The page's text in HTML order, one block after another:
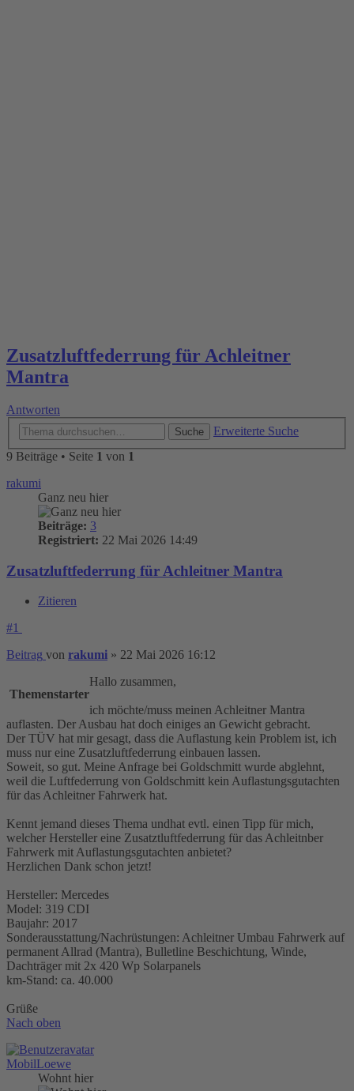
Zusatzluftfederrung für Achleitner
Mantra
Antworten
Suche
Erweiterte Suche
9 Beiträge • Seite 1 von 1
rakumi
Ganz neu hier
Beiträge: 3
Registriert: 22 Mai 2026 14:49
Zusatzluftfederrung für Achleitner Mantra
Zitieren
#1
Beitrag von rakumi » 22 Mai 2026 16:12
Themenstarter
Hallo zusammen,
ich möchte/muss meinen Achleitner Mantra
auflasten. Der Ausbau hat doch einiges an Gewicht gebracht.
Der TÜV hat mir gesagt, dass die Auflastung kein Problem ist, ich
muss nur eine Zusatzluftfederrung einbauen lassen.
Soweit, so gut. Meine Anfrage bei Goldschmitt wurde abglehnt,
weil die Luftfederrung von Goldschmitt kein Auflastungsgutachten
für das Achleitner Fahrwerk hat.
Kennt jemand dieses Thema undhat evtl. einen Tipp für mich,
welcher Hersteller eine Zusatztluftfederrung für das Achleitnber
Fahrwerk mit Auflastungsgutachten anbietet?
Herzlichen Dank schon jetzt!
Hersteller: Mercedes
Model: 319 CDI
Baujahr: 2017
Sonderausstattung/Nachrüstungen: Achleitner Umbau Fahrwerk auf
permanent Allrad (Mantra), Bulletline Beschichtung, Winde,
Dachträger mit 2x 420 Wp Solarpanels
km-Stand: ca. 40.000
Grüße
Nach oben
MobilLoewe
Wohnt hier